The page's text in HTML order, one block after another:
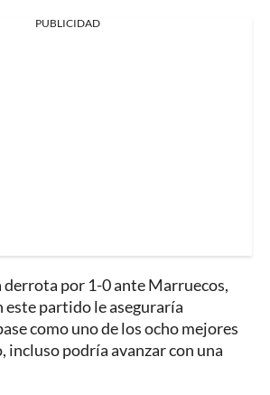
PUBLICIDAD
derrota por 1-0 ante Marruecos,
este partido le aseguraría
como uno de los ocho mejores
incluso podría avanzar con una